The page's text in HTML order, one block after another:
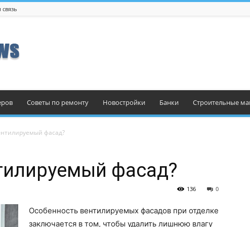
Советы по ремонту Новостройки Банки Строительные
фасад?
фасад?
0
136
Особенность вентилируемых фасадов при отделке
заключается в том, чтобы удалить лишнюю влагу